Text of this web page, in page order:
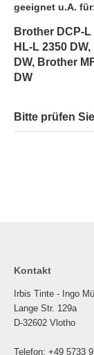
geeignet u.A.
Brother DCP-
HL-L 2350
DW, Brother
DW
Bitte prüfen
Kontakt
Irbis Tinte - Ingo
Lange Str. 129a
D-32602 Vlotho
Telefon: +49 5733